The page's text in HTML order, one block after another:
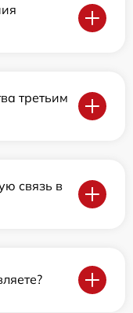
третьим
связь в